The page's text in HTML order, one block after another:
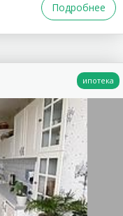
Подробнее